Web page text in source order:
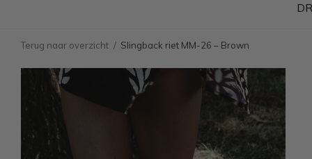
Terug naar overzicht Slingback riet MM-26 – Brown